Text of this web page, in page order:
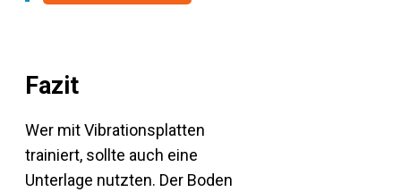
Fazit
Wer mit Vibrationsplatten
trainiert, sollte auch eine
Unterlage nutzten. Der Boden